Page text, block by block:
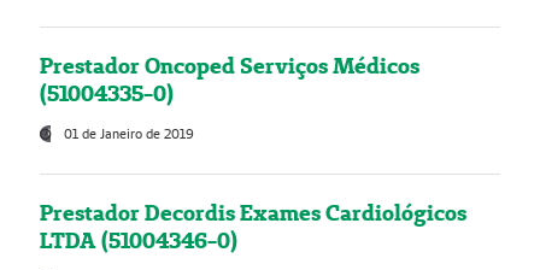
Prestador Oncoped Serviços Médicos
(51004335-0)
01 de Janeiro de 2019
Prestador Decordis Exames Cardiológicos
LTDA (51004346-0)